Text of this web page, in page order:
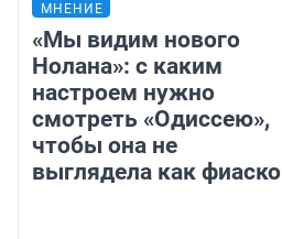
МНЕНИЕ
«Мы видим нового
Нолана»: с каким
настроем нужно
смотреть «Одиссею»,
чтобы она не
выглядела как фиаско